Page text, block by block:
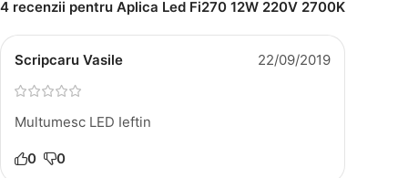
4 recenzii pentru Aplica Led Fi270 12W 220V 2700K
Scripcaru Vasile 22/09/2019
Multumesc LED Ieftin
0 0